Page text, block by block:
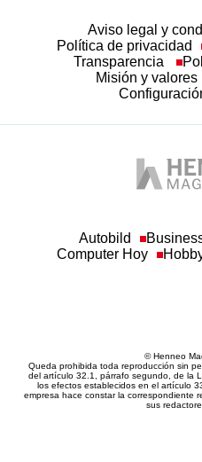
Aviso legal y
Política de privacidad
Transparencia
Misión y valores
Autobild
Computer Hoy
© Henneo
Queda prohibida toda reproducción sin
del artículo 32.1, párrafo segundo, de la
los efectos establecidos en el artículo
empresa hace constar la correspondiente
sus